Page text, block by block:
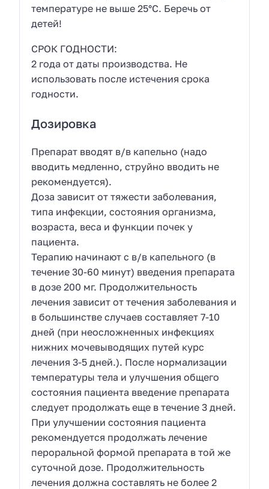
температуре не выше 25°С. Беречь от
детей!
СРОК ГОДНОСТИ:
2 года от даты производства. Не
использовать после истечения срока
годности.
Дозировка
Препарат вводят в/в капельно (надо
вводить медленно, струйно вводить не
рекомендуется).
Доза зависит от тяжести заболевания,
типа инфекции, состояния организма,
возраста, веса и функции почек у
пациента.
Терапию начинают с в/в капельного (в
течение 30-60 минут) введения препарата
в дозе 200 мг. Продолжительность
лечения зависит от течения заболевания и
в большинстве случаев составляет 7-10
дней (при неосложненных инфекциях
нижних мочевыводящих путей курс
лечения 3-5 дней.). После нормализации
температуры тела и улучшения общего
состояния пациента введение препарата
следует продолжать еще в течение 3 дней.
При улучшении состояния пациента
рекомендуется продолжать лечение
пероральной формой препарата в той же
суточной дозе. Продолжительность
лечения должна составлять не более 2